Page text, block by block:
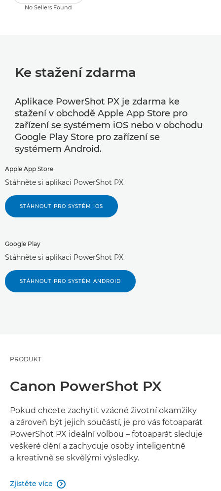
No Sellers Found
Ke stažení zdarma
Aplikace PowerShot PX je zdarma ke
stažení v obchodě Apple App Store pro
zařízení se systémem iOS nebo v obchodu
Google Play Store pro zařízení se
systémem Android.
Apple App Store
Stáhněte si aplikaci PowerShot PX
STÁHNOUT PRO SYSTÉM IOS
Google Play
Stáhněte si aplikaci PowerShot PX
STÁHNOUT PRO SYSTÉM ANDROID
PRODUKT
Canon PowerShot PX
Pokud chcete zachytit vzácné životní okamžiky
a zároveň být jejich součástí, je pro vás fotoaparát
PowerShot PX ideální volbou – fotoaparát sleduje
veškeré dění a zachycuje osoby inteligentně
a kreativně se skvělými výsledky.
Zjistěte více 